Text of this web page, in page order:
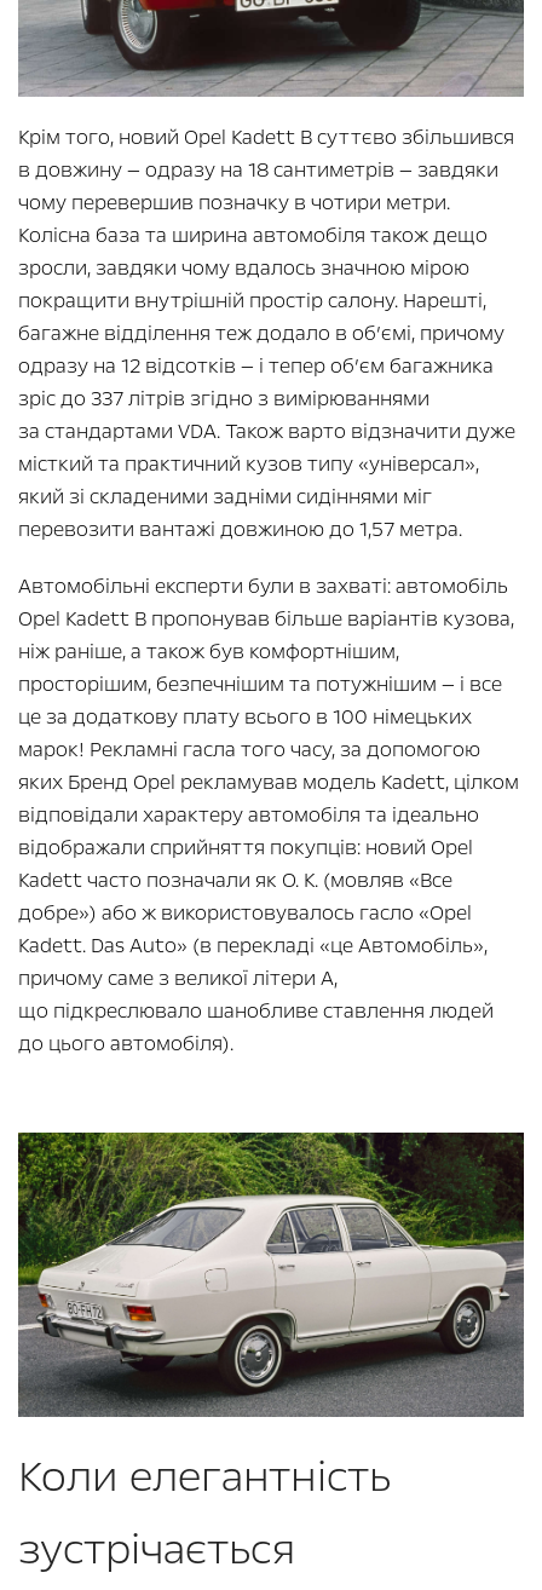
Крім того, новий Opel Kadett B суттєво збільшився
в довжину — одразу на 18 сантиметрів — завдяки
чому перевершив позначку в чотири метри.
Колісна база та ширина автомобіля також дещо
зросли, завдяки чому вдалось значною мірою
покращити внутрішній простір салону. Нарешті,
багажне відділення теж додало в об’ємі, причому
одразу на 12 відсотків — і тепер об’єм багажника
зріс до 337 літрів згідно з вимірюваннями
за стандартами VDA. Також варто відзначити дуже
місткий та практичний кузов типу «універсал»,
який зі складеними задніми сидіннями міг
перевозити вантажі довжиною до 1,57 метра.
Автомобільні експерти були в захваті: автомобіль
Opel Kadett B пропонував більше варіантів кузова,
ніж раніше, а також був комфортнішим,
просторішим, безпечнішим та потужнішим — і все
це за додаткову плату всього в 100 німецьких
марок! Рекламні гасла того часу, за допомогою
яких Бренд Opel рекламував модель Kadett, цілком
відповідали характеру автомобіля та ідеально
відображали сприйняття покупців: новий Opel
Kadett часто позначали як О. К. (мовляв «Все
добре») або ж використовувалось гасло «Opel
Kadett. Das Auto» (в перекладі «це Автомобіль»,
причому саме з великої літери А,
що підкреслювало шанобливе ставлення людей
до цього автомобіля).
Коли елегантність
зустрічається